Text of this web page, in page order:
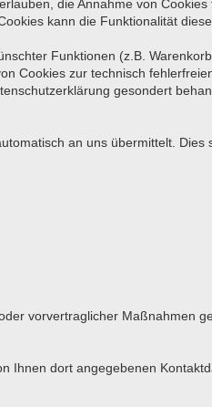
die Annahme von
kann die Funktionalität
Funktionen (z.B.
Cookies zur technisch
gesondert
an uns übermittelt. Dies
vorvertraglicher Maßnahmen
Ihnen dort angegebenen